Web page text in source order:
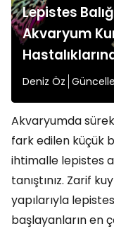
Lepistes
Akvaryum
Deniz Öz
Akvaryumda
fark edilen küçük
ihtimalle lepistes
tanıştınız. Zarif
yapılarıyla
başlayanların en